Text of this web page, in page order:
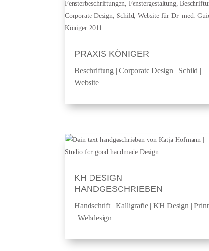
PRAXIS KÖNIGER
Beschriftung |Corporate Design | Schild |
Website
KH DESIGN
HANDGESCHRIEBEN
Handschrift |Kalligrafie |KH Design |Print
|Webdesign